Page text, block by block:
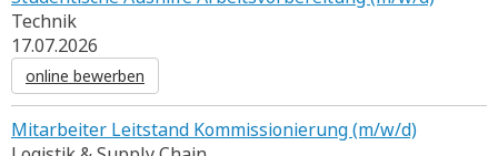
Technik
17.07.2026
online bewerben
Mitarbeiter Leitstand Kommissionierung (m/w/d)